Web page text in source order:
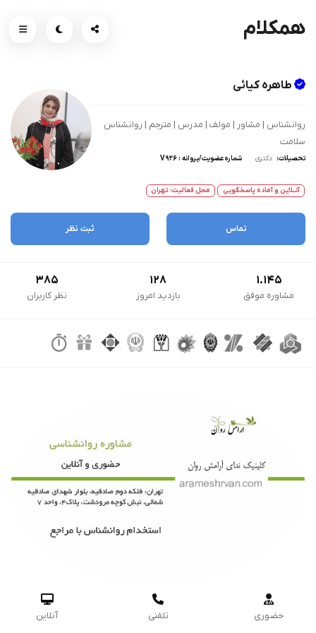
همکلام
طاهره کیائی
روانشناس | مشاور | مولف | مدرس | مترجم | روانشناس
سلامت
تحصیلات: دکتری شماره عضویت/پروانه : V926
آنــلاین و آماده پاسخگویی محل فعالیت: تهران
تماس ثبت نظر
1.145
مشاوره موفق
128
بازدید امروز
385
نظر کاربران

حضوری

تلفنی

آنلاین